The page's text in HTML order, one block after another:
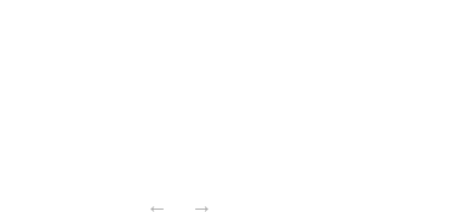
← →